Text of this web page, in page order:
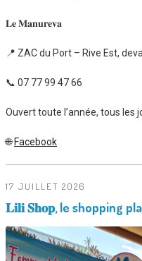
𝐋𝐞 𝐌𝐚𝐧𝐮𝐫𝐞𝐯𝐚
📍 ZAC du Port – Rive Est,
📞 07 77 99 47 66
Ouvert toute l’année, tous les
🌐Facebook
17 JUILLET 2026
𝐋𝐢𝐥𝐢 𝐒𝐡𝐨𝐩, le shopping